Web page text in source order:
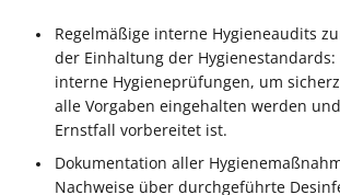
Regelmäßige interne Hygieneaudits
der Einhaltung der
interne Hygieneprüfungen, um
alle Vorgaben eingehalten werden
Ernstfall vorbereitet ist.
Dokumentation aller
Nachweise über durchgeführte